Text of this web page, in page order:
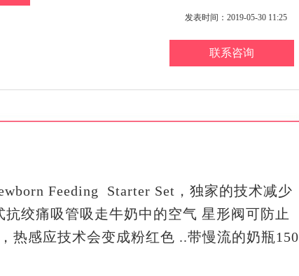
发表时间：2019-05-30 11:25
联系咨询
Feeding Starter Set，独家的技术减少
绞痛吸管吸走牛奶中的空气 星形阀可防止
热感应技术会变成粉红色 ..带慢流的奶瓶150